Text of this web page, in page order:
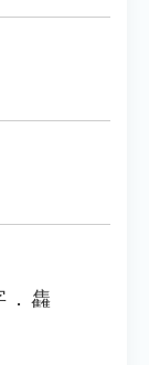
．雥